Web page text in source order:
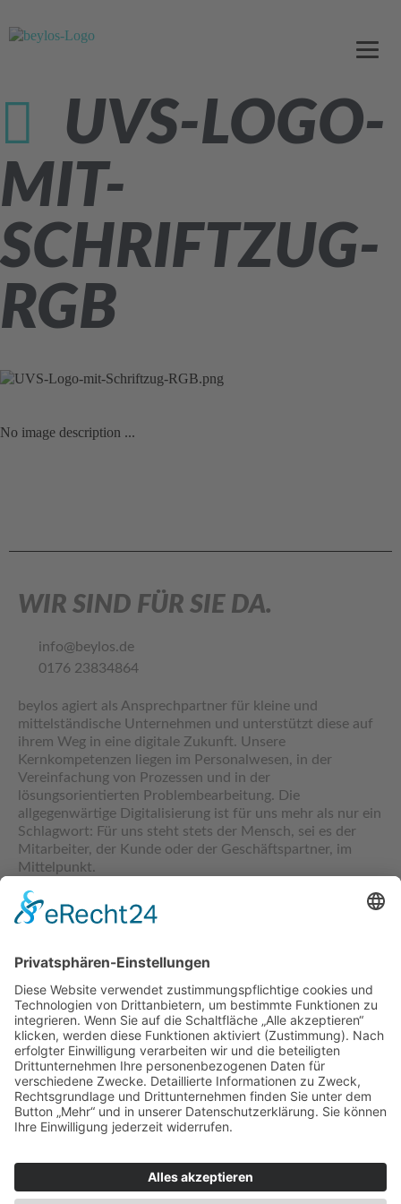
UVS-LOGO-
MIT-
SCHRIFTZUG-
RGB
No image description ...
WIR SIND FÜR SIE DA.
info@beylos.de
0176 23834864
beylos agiert als Ansprechpartner für kleine und
mittelständische Unternehmen und unterstützt diese auf
ihrem Weg in eine digitale Zukunft. Unsere
Kernkompetenzen liegen im Personalwesen, in der
Vereinfachung von Prozessen und in der
lösungsorientierten Problembearbeitung. Die
allgegenwärtige Digitalisierung ist für uns mehr als nur ein
Schlagwort: Für uns steht stets der Mensch, sei es der
Mitarbeiter, der Kunde oder der Geschäftspartner, im
Mittelpunkt.
beylos 2026